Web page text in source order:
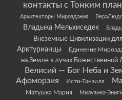
контакты с Тонким
Архитекторы Мироздания
Владыка Мельхиседек
Внеземные Цивилизации
Арктурианцы
Единение
на Земле в лучах Божественной
Велисий — Бог Неба и
Афоморзия
Исти-Танзиля
Матушка Мария Милузина-